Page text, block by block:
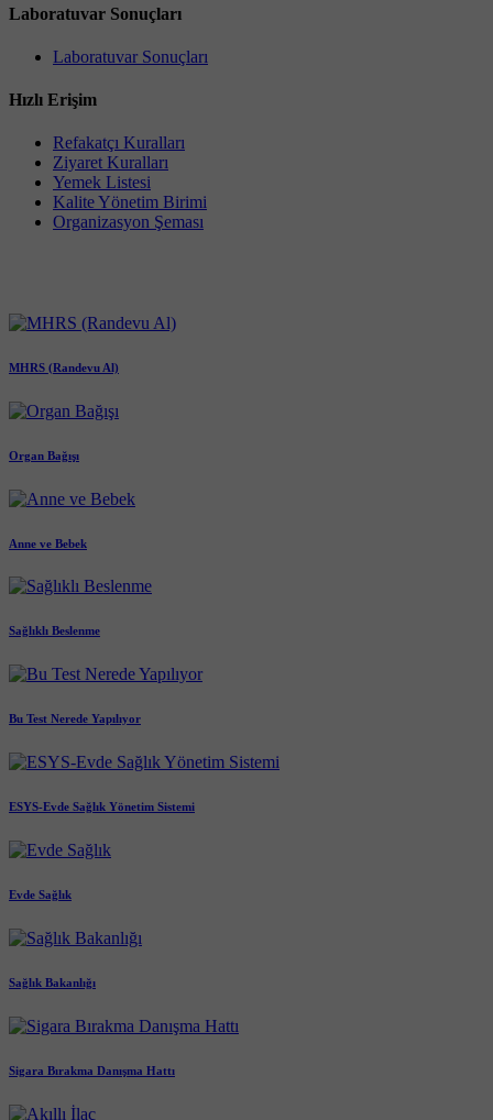
Laboratuvar Sonuçları
Laboratuvar Sonuçları
Hızlı Erişim
Refakatçı Kuralları
Ziyaret Kuralları
Yemek Listesi
Kalite Yönetim Birimi
Organizasyon Şeması
MHRS (Randevu Al)
Organ Bağışı
Anne ve Bebek
Sağlıklı Beslenme
Bu Test Nerede Yapılıyor
ESYS-Evde Sağlık Yönetim Sistemi
Evde Sağlık
Sağlık Bakanlığı
Sigara Bırakma Danışma Hattı